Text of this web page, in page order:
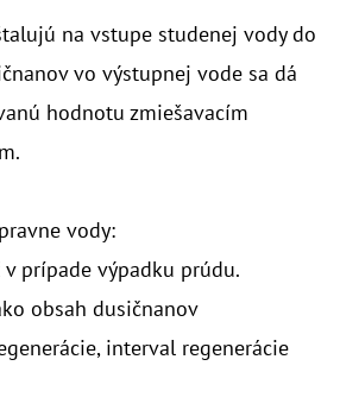
na vstupe studenej vody do
vo výstupnej vode sa dá
hodnotu zmiešavacím
vody:
prípade výpadku prúdu.
obsah dusičnanov
interval regenerácie